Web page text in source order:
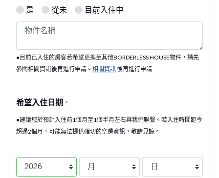
是 從未 目前入住中
●目前已入住的房客若希望更換至其他BORDERLESS HOUSE物件，請先
參閱相關資訊後再進行申請。 相關資訊後再進行申請
希望入住日期 *
●建議您於預計入住前1個月至1個半月左右與我們聯繫。若入住時間距今
超過2個月，可能無法提供確切的空房資訊，敬請見諒。